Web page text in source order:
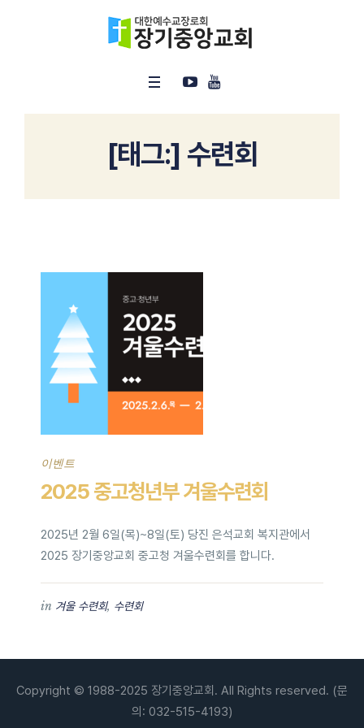
[태그:] 수련회
이벤트
2025 중고청년부 겨울수련회
2025년 2월 6일(목)~8일(토) 당진 은석교회 복지관에서
2025 장기중앙교회 중고청 겨울수련회를 합니다.
in 겨울 수련회, 수련회
Copyright © 1988-2025 장기중앙교회. All Rights reserved. (문
의: 032-515-4193)